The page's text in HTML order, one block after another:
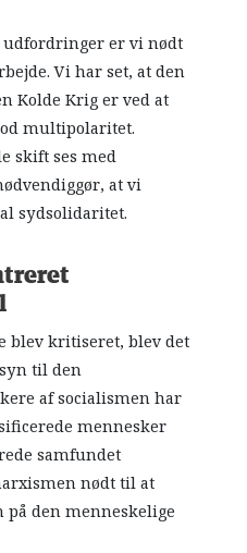
udfordringer er vi nødt
Vi har set, at den
Kolde Krig er ved at
multipolaritet.
skift ses med
at vi
sydsolidaritet.
blev kritiseret, blev det
til den
af socialismen har
mennesker
samfundet
nødt til at
den menneskelige